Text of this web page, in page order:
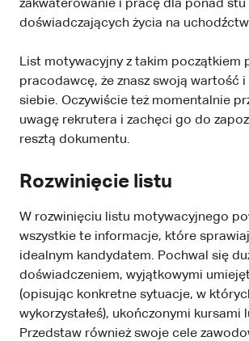
zakwaterowanie i pracę dla ponad stu
doświadczających życia na
List motywacyjny z takim początkiem
pracodawcę, że znasz swoją wartość
siebie. Oczywiście też momentalnie
uwagę rekrutera i zachęci go do
resztą dokumentu.
Rozwinięcie listu
W rozwinięciu listu motywacyjnego
wszystkie te informacje, które
idealnym kandydatem. Pochwal się
doświadczeniem, wyjątkowymi
(opisując konkretne sytuacje, w
wykorzystałeś), ukończonymi kursami
Przedstaw również swoje cele